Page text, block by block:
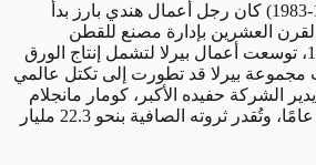
غانشيام داس بيرلا (1894-1983) كان رجل أعمال هندي بارز بدأ
العشرين بإدارة مصنع للقطن
والنسيج. بحلول عام 1919، توسعت أعمال بيرلا لتشمل إنتاج الورق
مجموعة بيرلا قد تطورت إلى تكتل عالمي
الشركة حفيده الأكبر، كومار مانجلام
بيرلا، البالغ من العمر 57 عامًا، وتُقدر ثروته الصافية بنحو 22.3 مليار